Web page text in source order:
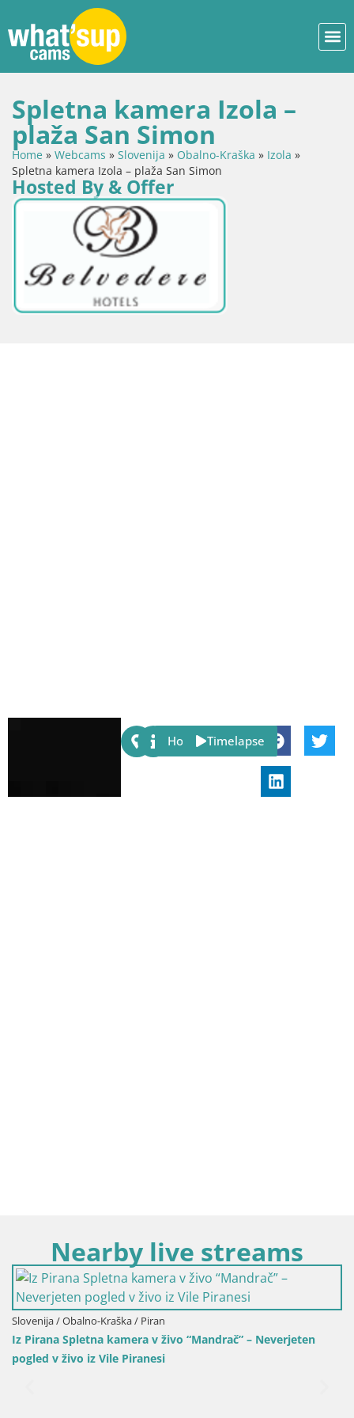
Spletna kamera Izola –
plaža San Simon
Home » Webcams » Slovenija » Obalno-Kraška » Izola »
Spletna kamera Izola – plaža San Simon
Hosted By & Offer
Share:
Host Timelapse
Nearby live streams
– Neverjeten